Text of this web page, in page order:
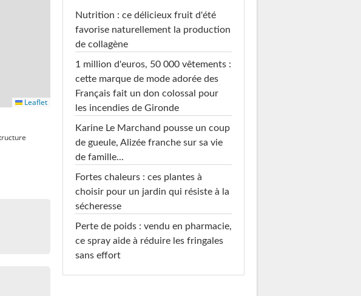
Leaflet
Nutrition : ce délicieux fruit d'été
favorise naturellement la production
de collagène
1 million d'euros, 50 000 vêtements :
cette marque de mode adorée des
Français fait un don colossal pour
les incendies de Gironde
Karine Le Marchand pousse un coup
de gueule, Alizée franche sur sa vie
de famille...
Fortes chaleurs : ces plantes à
choisir pour un jardin qui résiste à la
sécheresse
Perte de poids : vendu en pharmacie,
ce spray aide à réduire les fringales
sans effort